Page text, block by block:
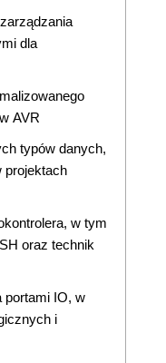
dla
AVR
typów danych,
projektach
w tym
oraz technik
portami IO, w
i